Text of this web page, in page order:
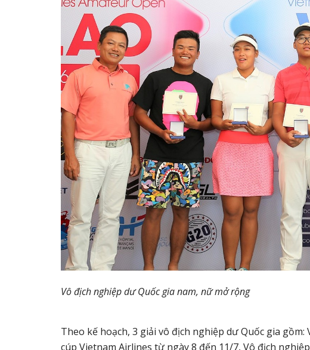
Vô địch nghiệp dư Quốc gia nam, nữ mở rộng
Theo kế hoạch, 3 giải vô địch nghiệp dư Quốc gia
cúp Vietnam Airlines từ ngày 8 đến 11/7, Vô địch